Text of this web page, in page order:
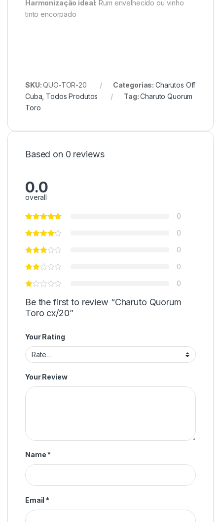
Harmonização ideal: Rum envelhecido ou vinho
tinto encorpado
SKU:QUO-TOR-20 Categorias: Charutos Off
Cuba Todos Produtos Tag:Charuto Quorum
Toro
Based on 0 reviews
0.0
overall
0
0
0
0
0
Be the first to review “Charuto Quorum
Toro cx/20”
Your Rating
Your Review
Name *
Email *